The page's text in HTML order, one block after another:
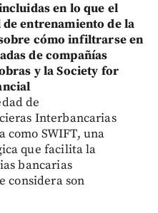
en lo que el
entrenamiento de la
cómo infiltrarse en
de compañías
y la Society for
de
Interbancarias
como SWIFT, una
que facilita la
bancarias
considera son